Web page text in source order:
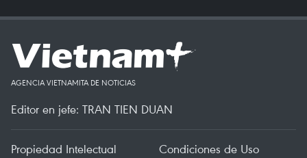
AGENCIA VIETNAMITA DE NOTICIAS
Editor en jefe: TRAN TIEN DUAN
Propiedad Intelectual Condiciones de Uso